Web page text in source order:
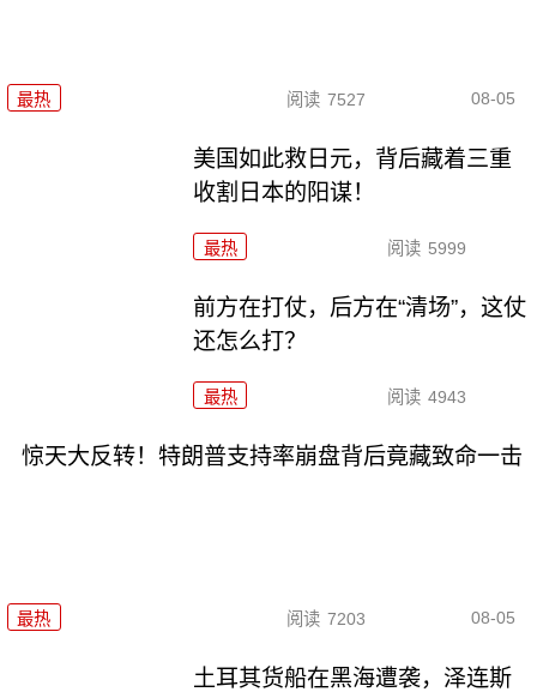
最热 阅读 7527 08-05
美国如此救日元，背后藏着三重
收割日本的阳谋！
最热 阅读 5999
前方在打仗，后方在“清场”，这仗
还怎么打？
最热 阅读 4943
惊天大反转！特朗普支持率崩盘背后竟藏致命一击
最热 阅读 7203 08-05
土耳其货船在黑海遭袭，泽连斯